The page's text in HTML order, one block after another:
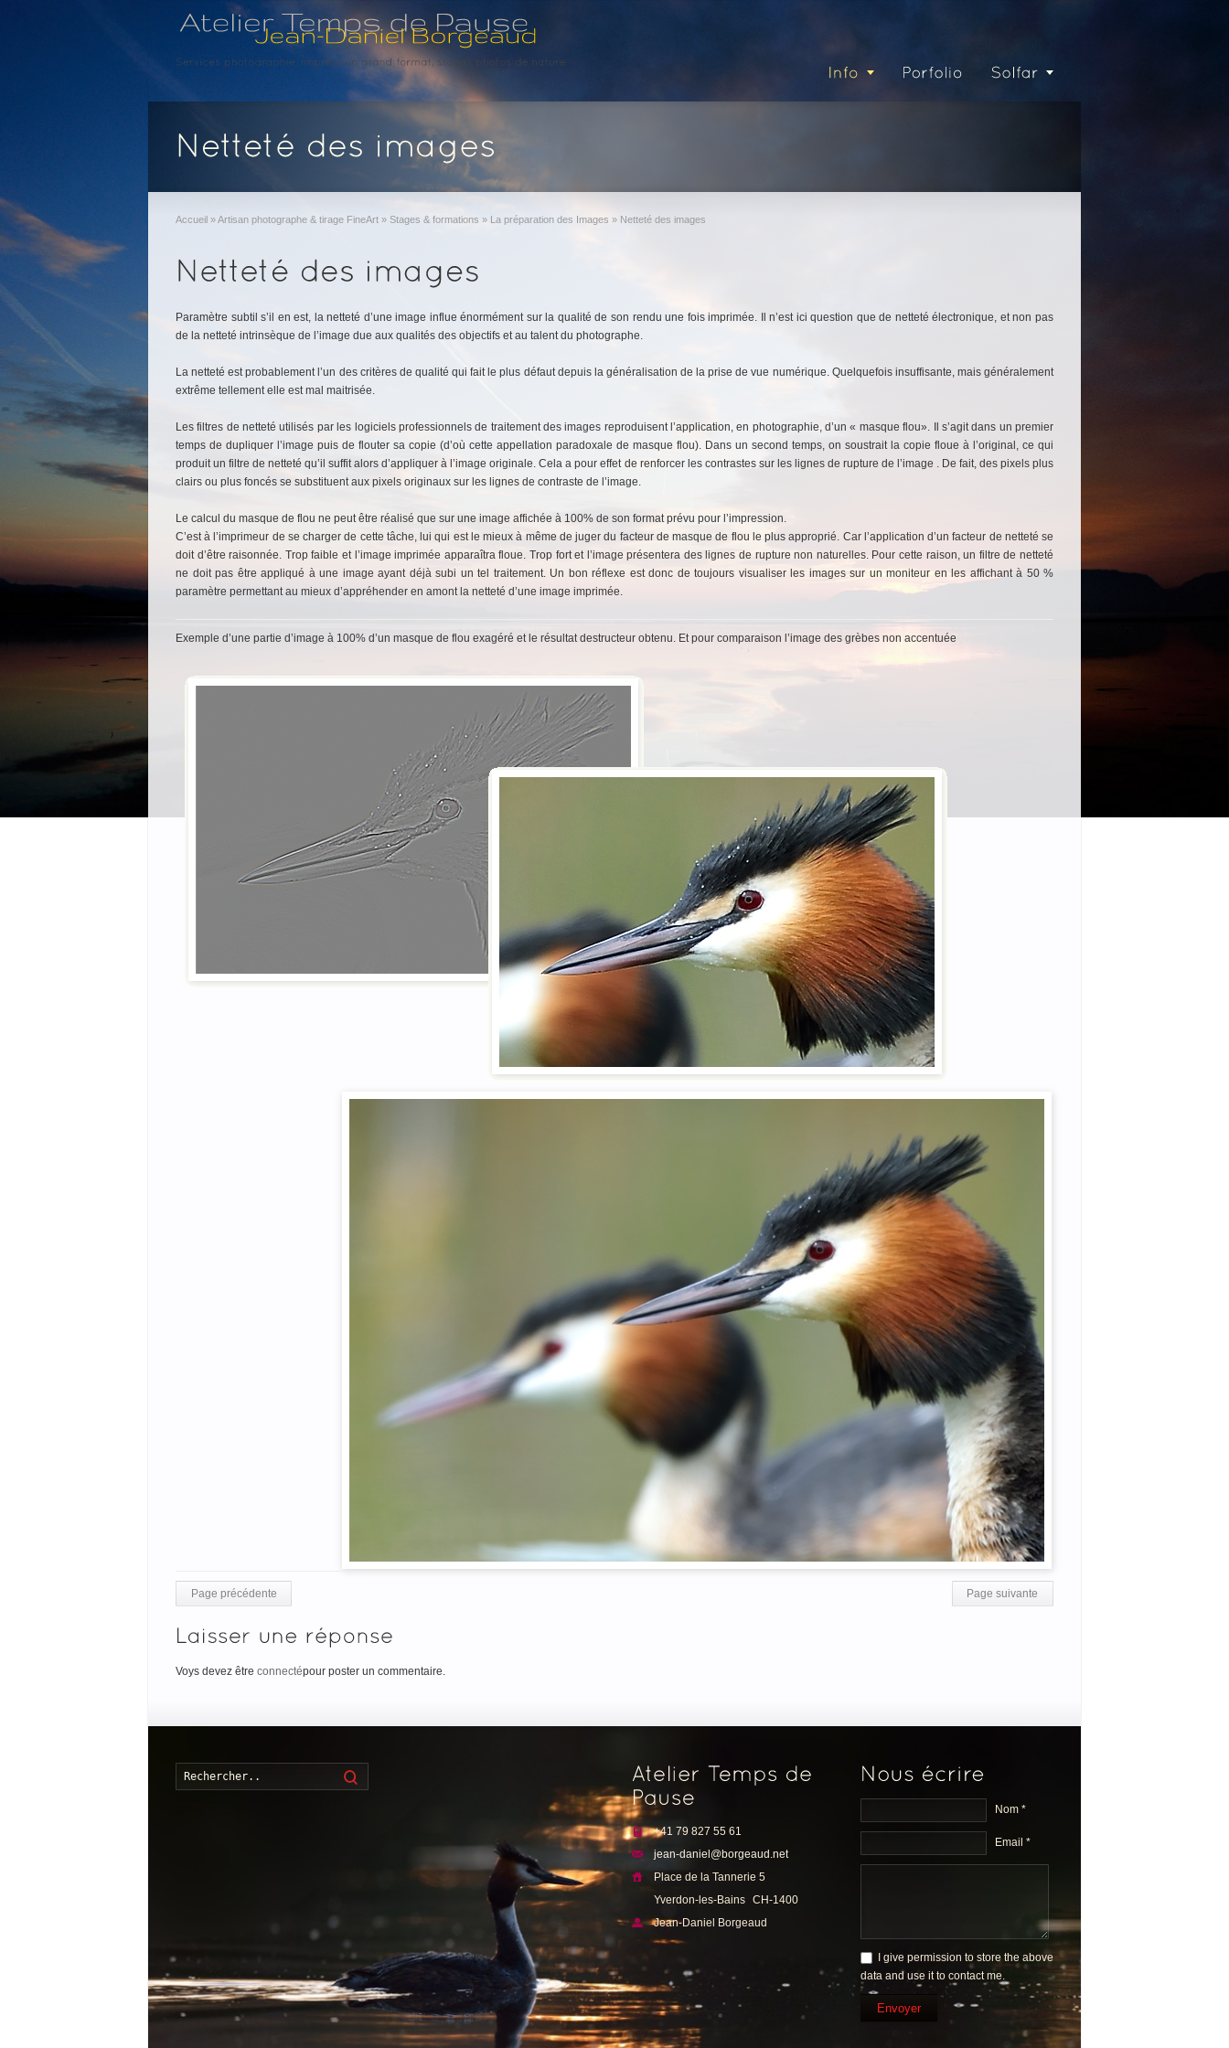
Accueil »Artisan photographe & tirage FineArt » Stages & formations » La préparation des Images » Netteté des images
Paramètre subtil s’il en est, la netteté d’une image influe énormément sur la qualité de son rendu une fois imprimée. Il n’est ici question que de netteté électronique, et non pas
de la netteté intrinsèque de l’image due aux qualités des objectifs et au talent du photographe.
La netteté est probablement l’un des critères de qualité qui fait le plus défaut depuis la généralisation de la prise de vue numérique. Quelquefois insuffisante, mais généralement
extrême tellement elle est mal maitrisée.
Les filtres de netteté utilisés par les logiciels professionnels de traitement des images reproduisent l’application, en photographie, d’un « masque flou». Il s’agit dans un premier
temps de dupliquer l’image puis de flouter sa copie (d’où cette appellation paradoxale de masque flou). Dans un second temps, on soustrait la copie floue à l’original, ce qui
produit un filtre de netteté qu’il suffit alors d’appliquer à l’image originale. Cela a pour effet de renforcer les contrastes sur les lignes de rupture de l’image . De fait, des pixels plus
clairs ou plus foncés se substituent aux pixels originaux sur les lignes de contraste de l’image.
Le calcul du masque de flou ne peut être réalisé que sur une image affichée à 100% de son format prévu pour l’impression.
C’est à l’imprimeur de se charger de cette tâche, lui qui est le mieux à même de juger du facteur de masque de flou le plus approprié. Car l’application d’un facteur de netteté se
doit d’être raisonnée. Trop faible et l’image imprimée apparaîtra floue. Trop fort et l’image présentera des lignes de rupture non naturelles. Pour cette raison, un filtre de netteté
ne doit pas être appliqué à une image ayant déjà subi un tel traitement. Un bon réflexe est donc de toujours visualiser les images sur un moniteur en les affichant à 50 %
paramètre permettant au mieux d’appréhender en amont la netteté d’une image imprimée.
Exemple d’une partie d’image à 100% d’un masque de flou exagéré et le résultat destructeur obtenu. Et pour comparaison l’image des grèbes non accentuée
Page précédente Page suivante
Voys devez être connectépour poster un commentaire.
+41 79 827 55 61
jean-daniel@borgeaud.net
Place de la Tannerie 5
Yverdon-les-Bains CH-1400
Jean-Daniel Borgeaud
Nom *
Email *
I give permission to store the above
data and use it to contact me.
Envoyer